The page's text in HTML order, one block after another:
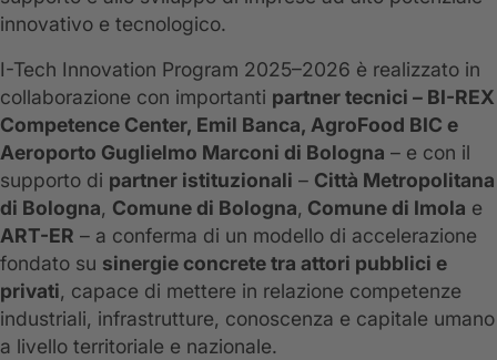
innovativo e tecnologico.
I-Tech Innovation Program 2025–2026 è realizzato in
collaborazione con importanti partner tecnici – BI-REX
Competence Center, Emil Banca, AgroFood BIC e
Aeroporto Guglielmo Marconi di Bologna – e con il
supporto di partner istituzionali – Città Metropolitana
di Bologna, Comune di Bologna, Comune di Imola e
ART-ER – a conferma di un modello di accelerazione
fondato su sinergie concrete tra attori pubblici e
privati, capace di mettere in relazione competenze
industriali, infrastrutture, conoscenza e capitale umano
a livello territoriale e nazionale.